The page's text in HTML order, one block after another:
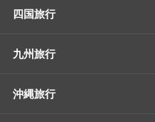
四国旅行
九州旅行
沖縄旅行